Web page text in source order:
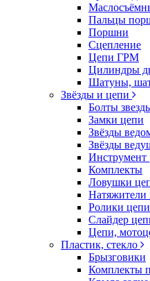
Пальцы
Поршни
Сцепление
Цепи ГРМ
Цилиндры
Шатуны,
Звёзды и цепи
Болты
Замки цепи
Звёзды
Звёзды
Инструмент
Комплекты
Ловушки
Натяжители
Ролики цепи
Слайдер
Цепи,
Пластик, стекло
Брызговики
Комплекты